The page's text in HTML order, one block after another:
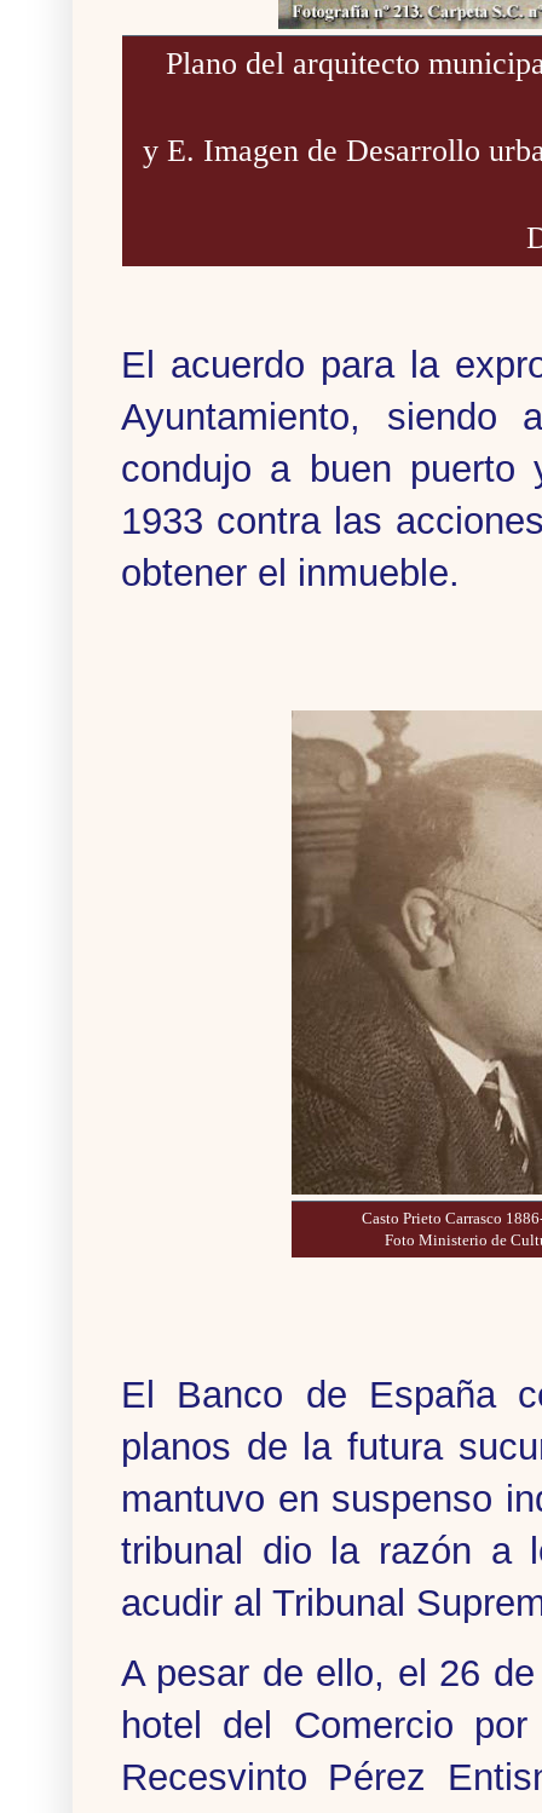
Plano del arquitecto
y E. Imagen de Desarrollo
El acuerdo para la
Ayuntamiento, siendo
condujo a buen
1933 contra las
obtener el inmueble.
Casto Prieto Carrasco
Foto Ministerio de
El Banco de España
planos de la futura
mantuvo en suspenso
tribunal dio la razón a
acudir al Tribunal
A pesar de ello, el 26
hotel del Comercio
Recesvinto Pérez